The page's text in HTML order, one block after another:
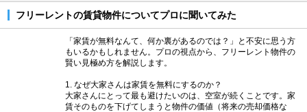
フリーレントの賃貸物件についてプロに聞いてみた
「家賃が無料なんて、何か裏があるのでは？」と不安に思う方
もいるかもしれません。プロの視点から、フリーレント物件の
賢い見極め方を解説します。
1. なぜ大家さんは家賃を無料にするのか？
大家さんにとって最も避けたいのは、空室が続くことです。家
賃そのものを下げてしまうと物件の価値（将来の売却価格な